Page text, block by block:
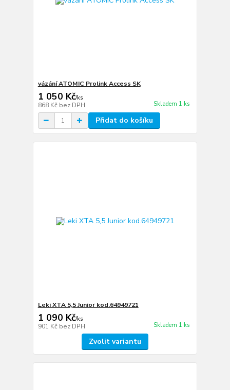
vázání ATOMIC Prolink Access SK
1 050 Kč/ks
868 Kč bez DPH Skladem 1 ks
Přidat do košíku
Leki XTA 5,5 Junior kod.64949721
1 090 Kč/ks
901 Kč bez DPH Skladem 1 ks
Zvolit variantu